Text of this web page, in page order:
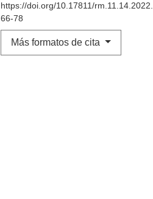
https://doi.org/10.17811/rm.11.14.2022.
66-78
Más formatos de cita